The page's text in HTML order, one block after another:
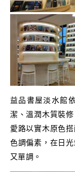
益品書屋淡水館
潔、溫潤木質裝
愛路以實木原色
色調偏素，在日
又單調。